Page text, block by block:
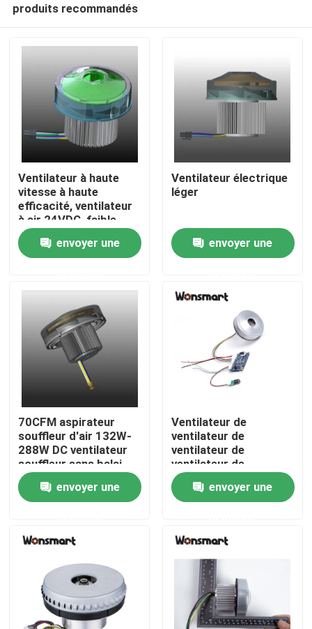
À la maison
Vidéos
À propos de nous
Contrôle de la qualité
Nous contacter
Nouvelles
Les affaires
Demandez un devis
produits recommandés
Ventilateur à haute
vitesse à haute
efficacité, ventilateur
à air 24VDC, faible
niveau sonore
envoyer une
Ventilateur électrique
léger
envoyer une
70CFM aspirateur
souffleur d'air 132W-
288W DC ventilateur
souffleur sans balai
envoyer une
Ventilateur de
ventilateur de
ventilateur de
ventilateur de
ventilateur de
ventilateur 12VDC
envoyer une